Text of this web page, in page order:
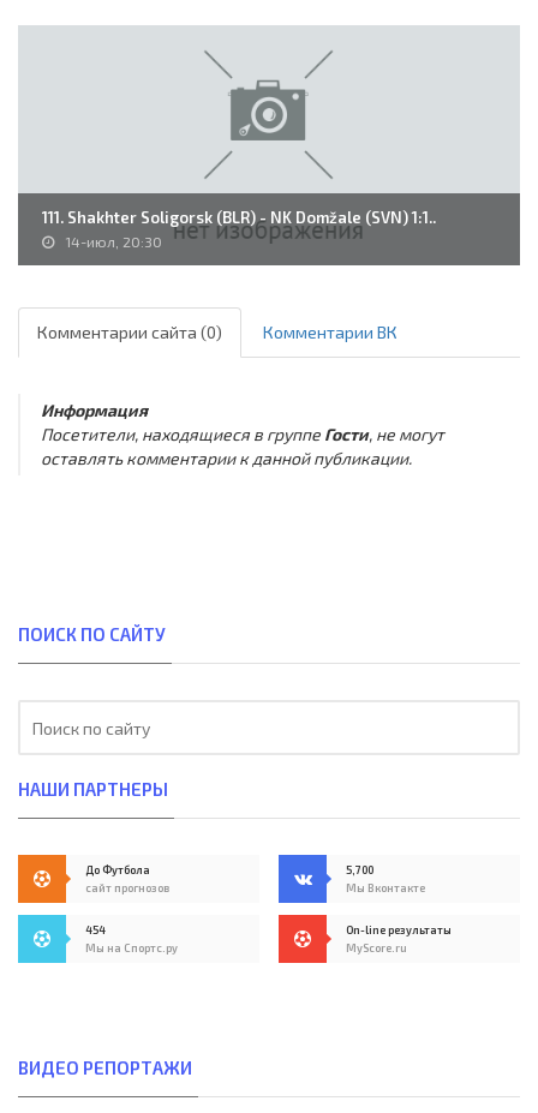
111. Shakhter Soligorsk (BLR) - NK Domžale (SVN) 1:1..
14-июл, 20:30
Комментарии сайта (0) Комментарии ВК
Информация
Посетители, находящиеся в группе Гости, не могут
оставлять комментарии к данной публикации.
ПОИСК ПО САЙТУ
НАШИ ПАРТНЕРЫ
До Футбола
сайт прогнозов
5,700
Мы Вконтакте
454
Мы на Спортс.ру
On-line результаты
MyScore.ru
ВИДЕО РЕПОРТАЖИ